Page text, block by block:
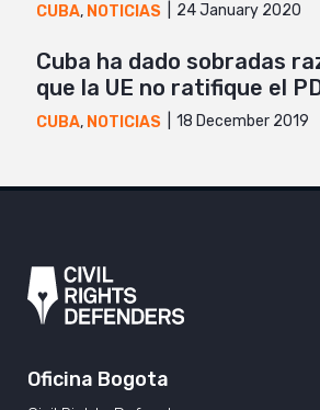
CUBA, NOTICIAS 24 January 2020
Cuba ha dado sobradas
que la UE no ratifique el
CUBA, NOTICIAS 18 December 2019
Oficina Bogota